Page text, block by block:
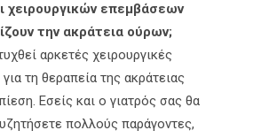
χειρουργικών επεμβάσεων
την ακράτεια ούρων;
αρκετές χειρουργικές
τη θεραπεία της ακράτειας
Εσείς και ο γιατρός σας θα
πολλούς παράγοντες,